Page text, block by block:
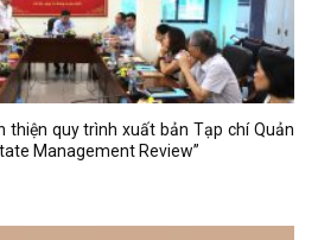
thiện quy trình xuất bản Tạp chí Quản
Management Review”